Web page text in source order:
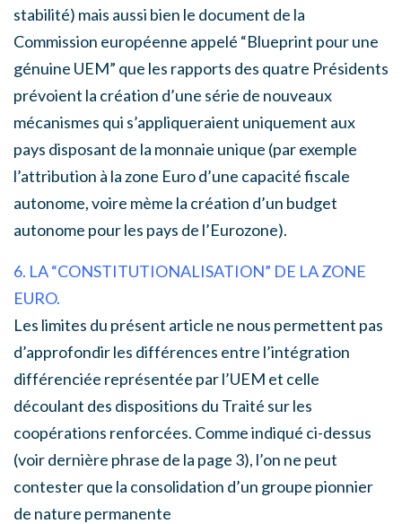
stabilité) mais aussi bien le document de la
Commission européenne appelé “Blueprint pour une
génuine UEM” que les rapports des quatre Présidents
prévoient la création d’une série de nouveaux
mécanismes qui s’appliqueraient uniquement aux
pays disposant de la monnaie unique (par exemple
l’attribution à la zone Euro d’une capacité fiscale
autonome, voire mème la création d’un budget
autonome pour les pays de l’Eurozone).
6. LA “CONSTITUTIONALISATION” DE LA ZONE
EURO.
Les limites du présent article ne nous permettent pas
d’approfondir les différences entre l’intégration
différenciée représentée par l’UEM et celle
découlant des dispositions du Traité sur les
coopérations renforcées. Comme indiqué ci-dessus
(voir dernière phrase de la page 3), l’on ne peut
contester que la consolidation d’un groupe pionnier
de nature permanente